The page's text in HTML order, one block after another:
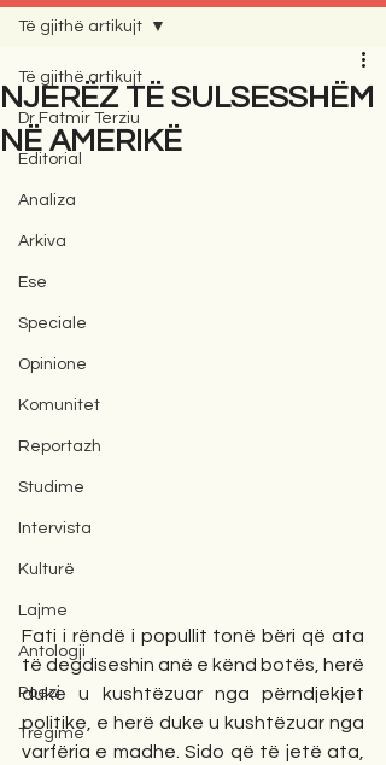
Të gjithë artikujt
Dr Fatmir Terziu
Editorial
Analiza
Arkiva
Ese
Speciale
Opinione
Komunitet
Reportazh
Studime
Intervista
Kulturë
Lajme
Antologji
Poezi
Tregime
Të gjithë artikujt
NJERËZ TË SULSESSHËM
NË AMERIKË
Fati i rëndë i popullit tonë bëri që ata
të degdiseshin anë e kënd botës, herë
duke u kushtëzuar nga përndjekjet
politike, e herë duke u kushtëzuar nga
varfëria e madhe. Sido që të jetë ata,